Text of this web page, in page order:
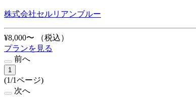
株式会社セルリアンブルー
¥8,000〜
（税込）
プランを見る
前へ
1
(1/1ページ)
次へ